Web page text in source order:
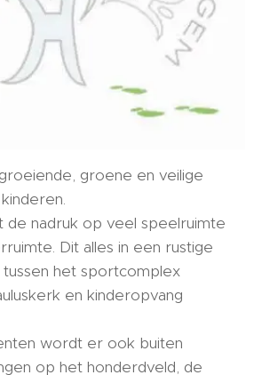
groene en veilige
de nadruk op veel speelruimte
Dit alles in een rustige
het sportcomplex
en kinderopvang
wordt er ook buiten
op het honderdveld, de